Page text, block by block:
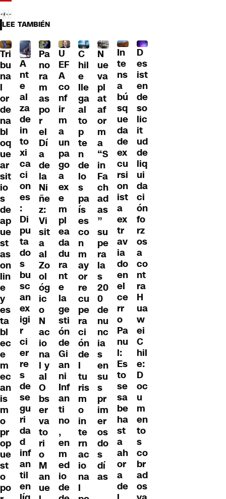
LEE TAMBIÉN
Tri
bu
na
l
or
de
na
bl
oq
ue
ar
sit
io
s
de
ap
ue
st
as
on
lin
e
y
es
ta
bl
ec
e
m
ec
an
is
m
o
pr
op
ue
st
o
po
A
nt
e
al
za
de
in
to
xi
ca
ci
on
es
:
Di
pu
ta
do
s
bu
sc
an
ex
igi
r
ci
er
re
s
de
se
gu
ri
da
d
inf
an
til
en
Pa
no
ra
m
as
po
r
el
Dí
a
de
la
Ni
ñe
z:
Vi
sit
a
al
Zo
ol
óg
ic
o
N
ac
io
na
l y
al
O
bs
er
va
to
ri
o
M
an
ue
U
EF
A
co
nf
ir
m
a
un
pa
go
a
ex
e
m
pl
ea
da
du
ra
nt
e
la
ge
sti
ón
de
Gi
an
ni
Inf
an
ti
no
,
en
m
ed
io
de
C
hil
e
lle
ga
al
to
p
te
n
de
lo
s
pa
ís
es
co
n
m
ay
or
re
cu
pe
ra
ci
ón
de
l
tu
ris
m
o
in
te
rn
ac
io
na
l
N
ue
va
pl
at
af
or
m
a
“S
in
Fa
ch
ad
as
”
su
pe
ra
la
s
20
0
de
nu
nc
ia
s
en
su
s
pr
im
er
os
do
s
dí
as
In
te
ns
a
bú
sq
ue
da
de
ex
cu
rsi
on
ist
a
ex
tr
av
ia
do
en
el
ce
rr
o
Pa
nu
l:
Es
to
se
sa
be
ha
st
a
ah
or
a
de
D
es
ist
en
de
so
lic
it
ud
de
liq
ui
da
ci
ón
fo
rz
os
a
co
nt
ra
H
ua
w
ei
C
hil
e:
D
oc
u
m
en
to
s
co
br
ad
os